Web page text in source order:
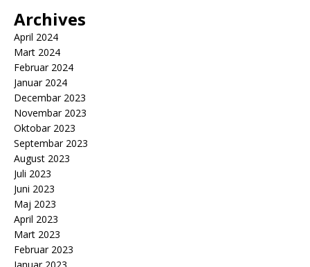
Archives
April 2024
Mart 2024
Februar 2024
Januar 2024
Decembar 2023
Novembar 2023
Oktobar 2023
Septembar 2023
August 2023
Juli 2023
Juni 2023
Maj 2023
April 2023
Mart 2023
Februar 2023